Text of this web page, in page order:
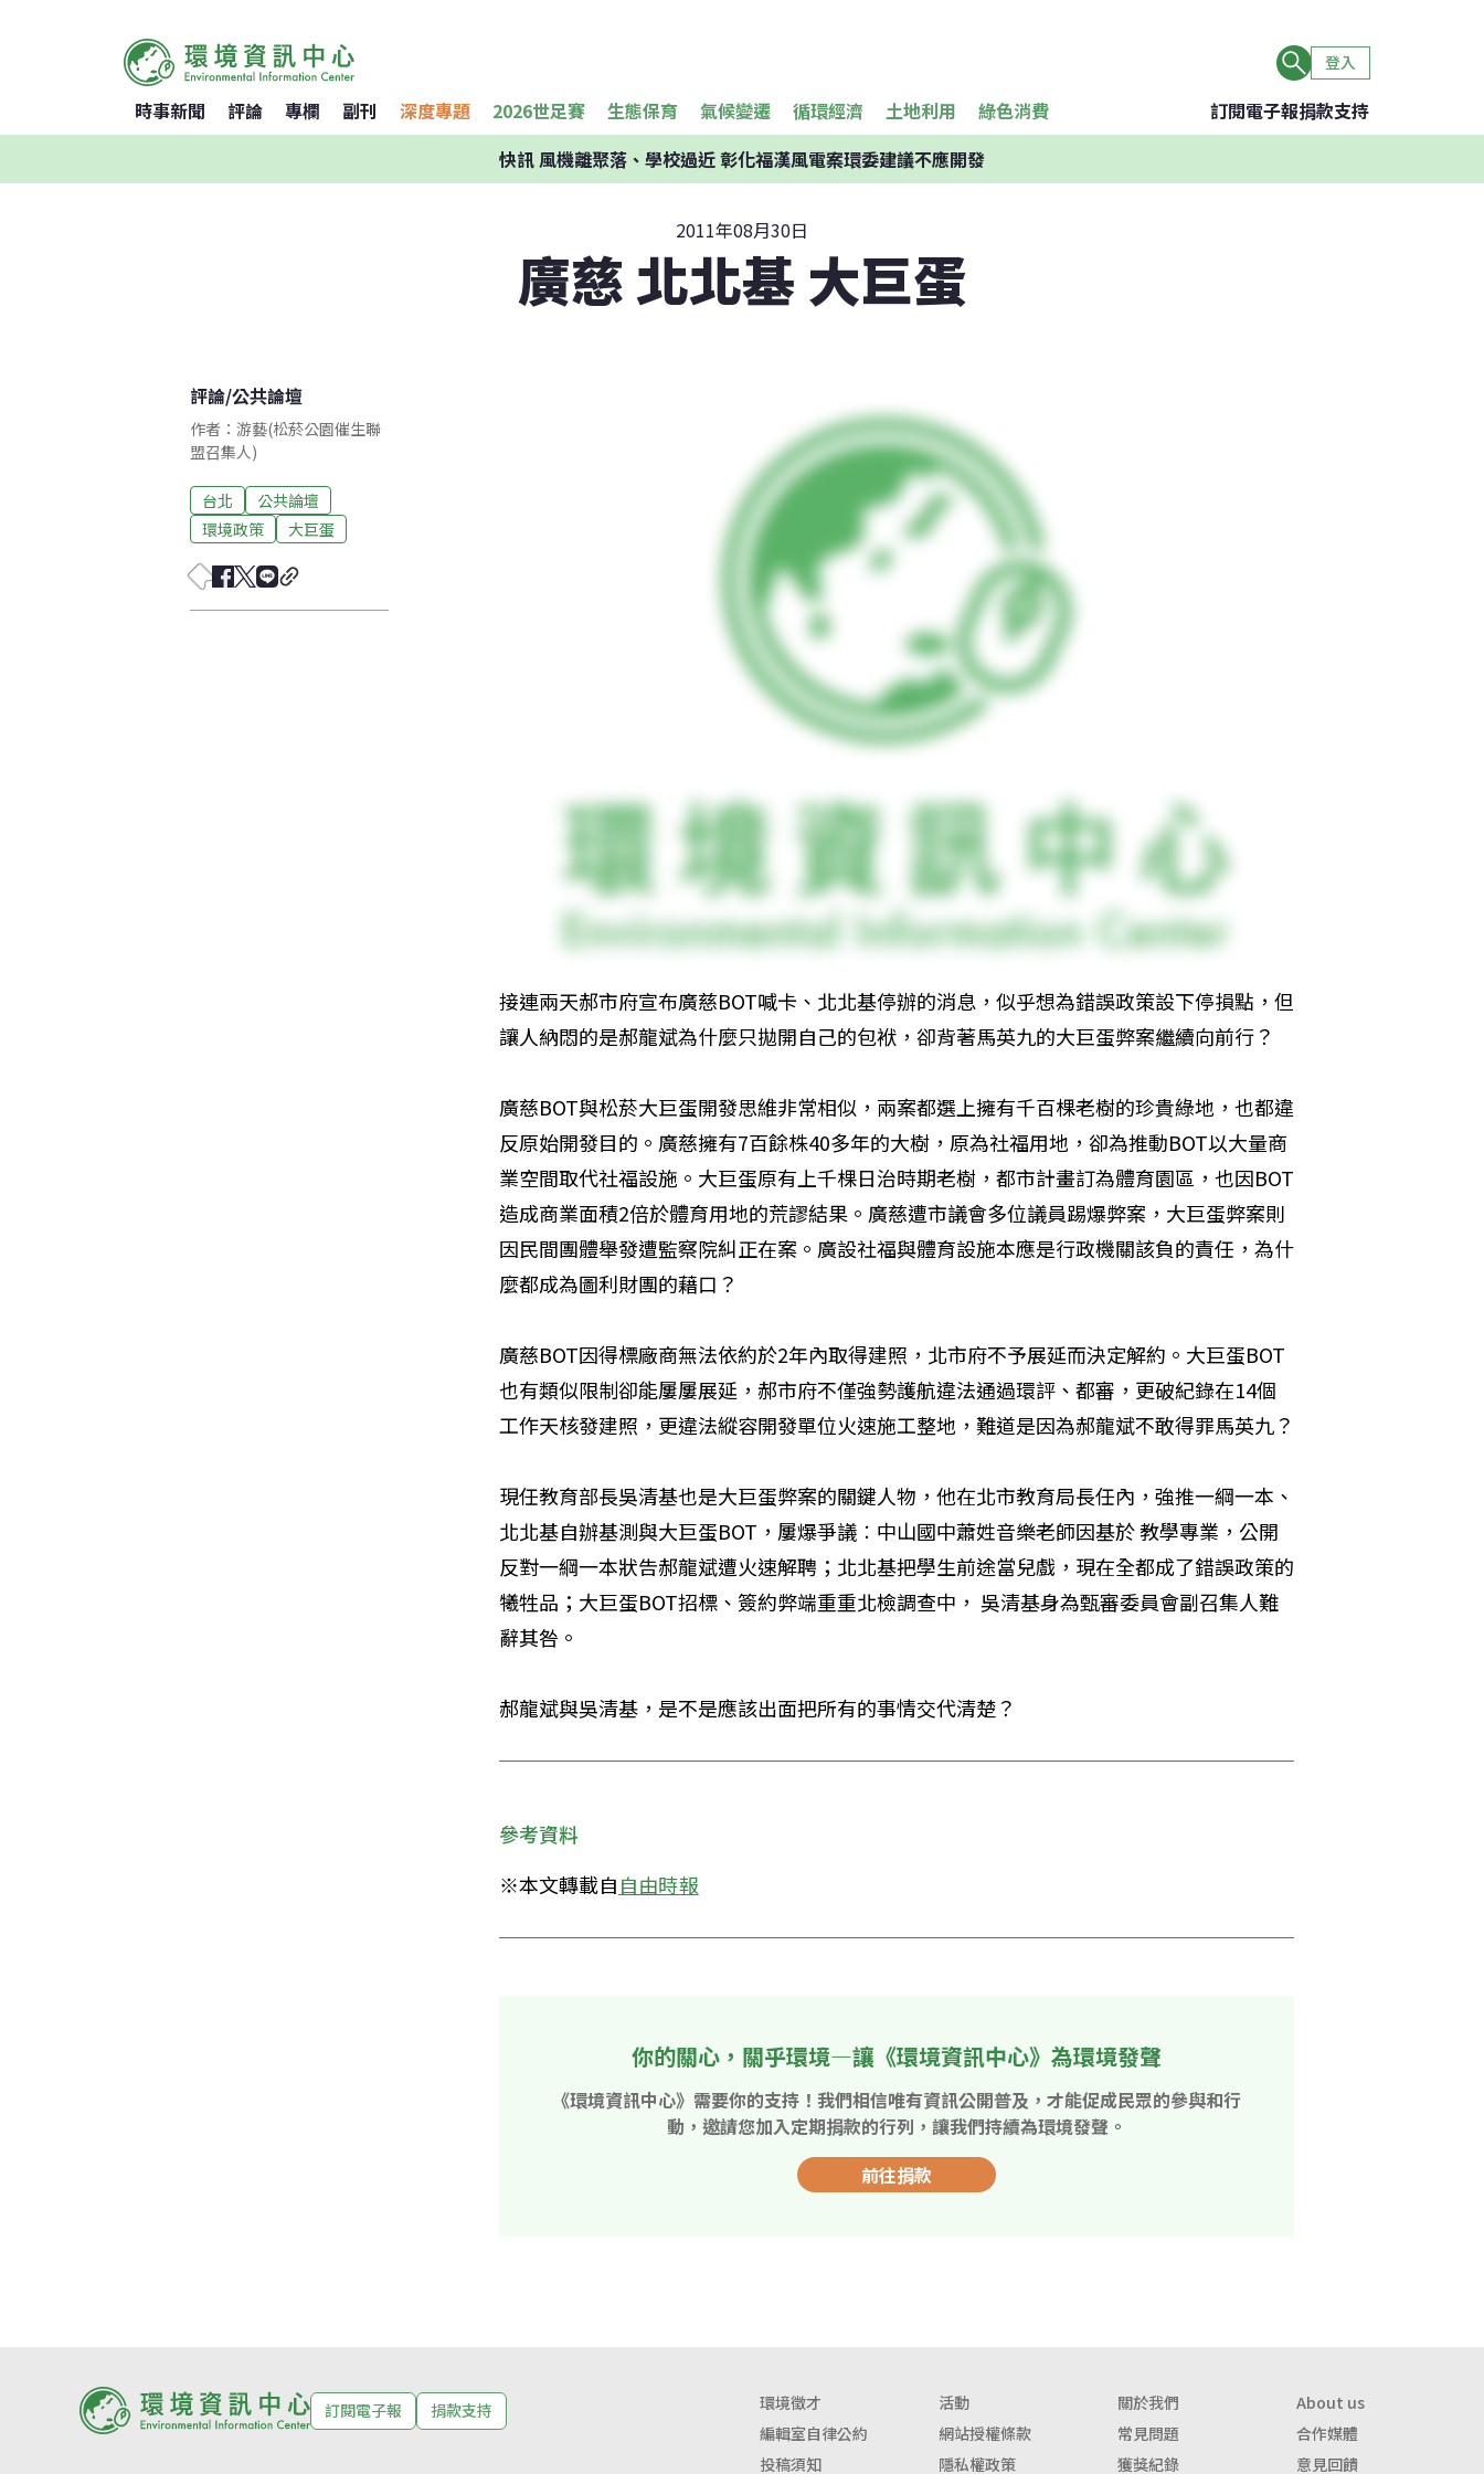
登入
時事新聞 評論 專欄 副刊 深度專題 2026世足賽 生態保育 氣候變遷 循環經濟 土地利用 綠色消費 訂閱電子報捐款支持
快訊風機離聚落、學校過近 彰化福漢風電案環委建議不應開發
2011年08月30日
廣慈 北北基 大巨蛋
評論/公共論壇
作者：游藝(松菸公園催生聯
盟召集人)
台北
公共論壇
環境政策
大巨蛋
接連兩天郝市府宣布廣慈BOT喊卡、北北基停辦的消息，似乎想為錯誤政策設下停損點，但
讓人納悶的是郝龍斌為什麼只拋開自己的包袱，卻背著馬英九的大巨蛋弊案繼續向前行？
廣慈BOT與松菸大巨蛋開發思維非常相似，兩案都選上擁有千百棵老樹的珍貴綠地，也都違
反原始開發目的。廣慈擁有7百餘株40多年的大樹，原為社福用地，卻為推動BOT以大量商
業空間取代社福設施。大巨蛋原有上千棵日治時期老樹，都市計畫訂為體育園區，也因BOT
造成商業面積2倍於體育用地的荒謬結果。廣慈遭市議會多位議員踢爆弊案，大巨蛋弊案則
因民間團體舉發遭監察院糾正在案。廣設社福與體育設施本應是行政機關該負的責任，為什
麼都成為圖利財團的藉口？
廣慈BOT因得標廠商無法依約於2年內取得建照，北市府不予展延而決定解約。大巨蛋BOT
也有類似限制卻能屢屢展延，郝市府不僅強勢護航違法通過環評、都審，更破紀錄在14個
工作天核發建照，更違法縱容開發單位火速施工整地，難道是因為郝龍斌不敢得罪馬英九？
現任教育部長吳清基也是大巨蛋弊案的關鍵人物，他在北市教育局長任內，強推一綱一本、
北北基自辦基測與大巨蛋BOT，屢爆爭議︰中山國中蕭姓音樂老師因基於 教學專業，公開
反對一綱一本狀告郝龍斌遭火速解聘；北北基把學生前途當兒戲，現在全都成了錯誤政策的
犧牲品；大巨蛋BOT招標、簽約弊端重重北檢調查中， 吳清基身為甄審委員會副召集人難
辭其咎。
郝龍斌與吳清基，是不是應該出面把所有的事情交代清楚？
參考資料
※本文轉載自自由時報
你的關心，關乎環境—讓《環境資訊中心》為環境發聲
《環境資訊中心》需要你的支持！我們相信唯有資訊公開普及，才能促成民眾的參與和行
動，邀請您加入定期捐款的行列，讓我們持續為環境發聲。
前往捐款
訂閱電子報 捐款支持 環境徵才 活動 關於我們
About us
編輯室自律公約
網站授權條款 常見問題
合作媒體
投稿須知
隱私權政策 獲獎紀錄 意見回饋